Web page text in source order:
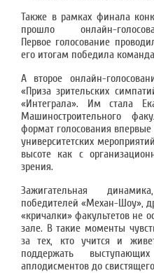
Также в рамках финала
прошло онлайн-
Первое голосование
его итогам победила
А второе онлайн-
«Приза зрительских
«Интеграла». Им стала
Машиностроительного
формат голосования
университетских
высоте как с
зрения.
Зажигательная
победителей «Механ-Шоу»,
«кричалки» факультетов не
зале. В такие моменты
за тех, кто учится и
поддержать
аплодисментов до